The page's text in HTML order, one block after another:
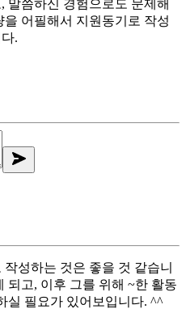
말씀하신 경험으로도 문제해
어필해서 지원동기로 작성
.
성하는 것은 좋을 것 같습니
되고, 이후 그를 위해 ~한 활동
실 필요가 있어보입니다. ^^